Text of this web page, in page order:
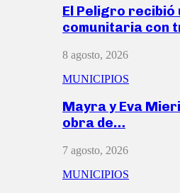
El Peligro recibió
comunitaria con
8 agosto, 2026
MUNICIPIOS
Mayra y Eva
obra de…
7 agosto, 2026
MUNICIPIOS